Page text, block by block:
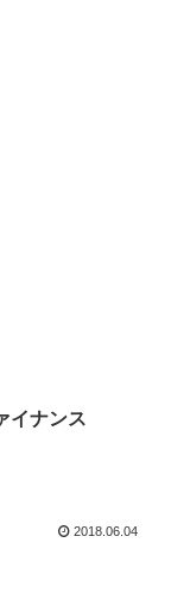
イナンス
2018.06.04